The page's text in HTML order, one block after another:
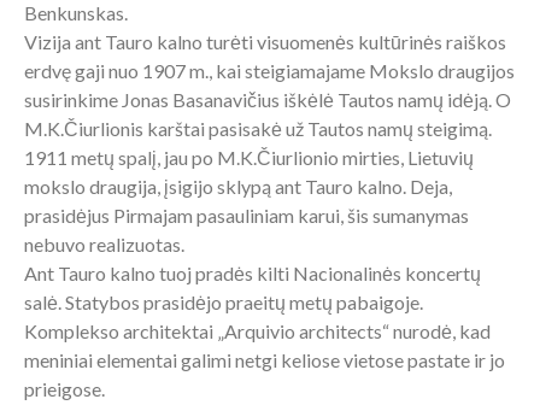
Benkunskas.
Vizija ant Tauro kalno turėti visuomenės kultūrinės raiškos
erdvę gaji nuo 1907 m., kai steigiamajame Mokslo draugijos
susirinkime Jonas Basanavičius iškėlė Tautos namų idėją. O
M.K.Čiurlionis karštai pasisakė už Tautos namų steigimą.
1911 metų spalį, jau po M.K.Čiurlionio mirties, Lietuvių
mokslo draugija, įsigijo sklypą ant Tauro kalno. Deja,
prasidėjus Pirmajam pasauliniam karui, šis sumanymas
nebuvo realizuotas.
Ant Tauro kalno tuoj pradės kilti Nacionalinės koncertų
salė. Statybos prasidėjo praeitų metų pabaigoje.
Komplekso architektai „Arquivio architects“ nurodė, kad
meniniai elementai galimi netgi keliose vietose pastate ir jo
prieigose.